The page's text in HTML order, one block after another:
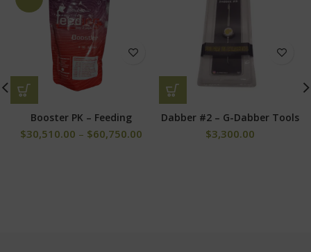
Booster PK – Feeding
$30,510.00 – $60,750.00
Dabber #2 – G-Dabber Tools
$3,300.00